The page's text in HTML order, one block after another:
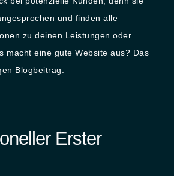
und finden alle
zu deinen Leistungen oder
macht eine gute Website aus? Das
Blogbeitrag.
Erster